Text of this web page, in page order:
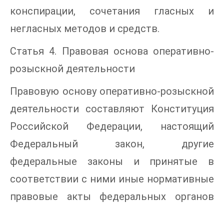
конспирации, сочетания гласных и
негласных методов и средств.
Статья 4. Правовая основа оперативно-
розыскной деятельности
Правовую основу оперативно-розыскной
деятельности составляют Конституция
Российской Федерации, настоящий
Федеральный закон, другие
федеральные законы и принятые в
соответствии с ними иные нормативные
правовые акты федеральных органов